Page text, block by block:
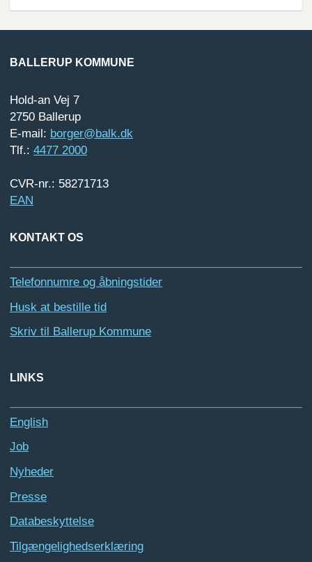
BALLERUP KOMMUNE
Hold-an Vej 7
2750 Ballerup
E-mail: borger@balk.dk
Tlf.: 4477 2000
CVR-nr.: 58271713
EAN
KONTAKT OS
Telefonnumre og åbningstider
Husk at bestille tid
Skriv til Ballerup Kommune
LINKS
English
Job
Nyheder
Presse
Databeskyttelse
Tilgængelighedserklæring